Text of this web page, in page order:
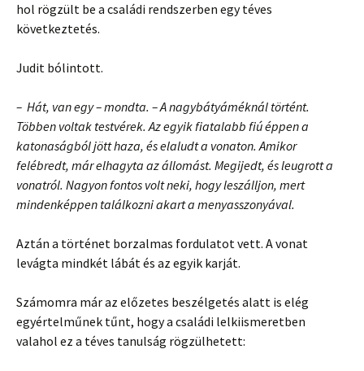
hol rögzült be a családi rendszerben egy téves
következtetés.
Judit bólintott.
– Hát, van egy – mondta. – A nagybátyáméknál történt.
Többen voltak testvérek. Az egyik fiatalabb fiú éppen a
katonaságból jött haza, és elaludt a vonaton. Amikor
felébredt, már elhagyta az állomást. Megijedt, és leugrott a
vonatról. Nagyon fontos volt neki, hogy leszálljon, mert
mindenképpen találkozni akart a menyasszonyával.
Aztán a történet borzalmas fordulatot vett. A vonat
levágta mindkét lábát és az egyik karját.
Számomra már az előzetes beszélgetés alatt is elég
egyértelműnek tűnt, hogy a családi lelkiismeretben
valahol ez a téves tanulság rögzülhetett: